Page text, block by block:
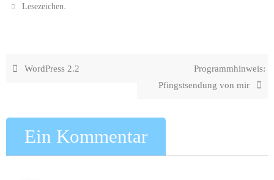
Lesezeichen.
WordPress 2.2
Programmhinweis:
Pfingstsendung von mir
Ein Kommentar